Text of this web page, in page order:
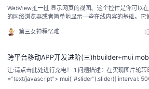
博
客
的
论
坛
我
的
圈
子
我
的
直
我
的
我
WebView扯一扯 显示网页的视图。这个控件是你可以在你的活动中滚动你自己
的网络浏览器或者简单地显示一些在线内容的基础。它
方法。 WebView使用 首先加入布局文件，布局文件中写入WebView控件 <?xm
l version="1.0" encoding="utf-8...
第三女神程忆难
跨平台移动APP开发进阶(三)hbuilder+mui
注:请点击此处进行充电！ 1.问题描述：在实现图片轮转时，若将 <script type
="text/javascript"> mui("#slider").slider({ interval: 5000 }); </script> 置于图